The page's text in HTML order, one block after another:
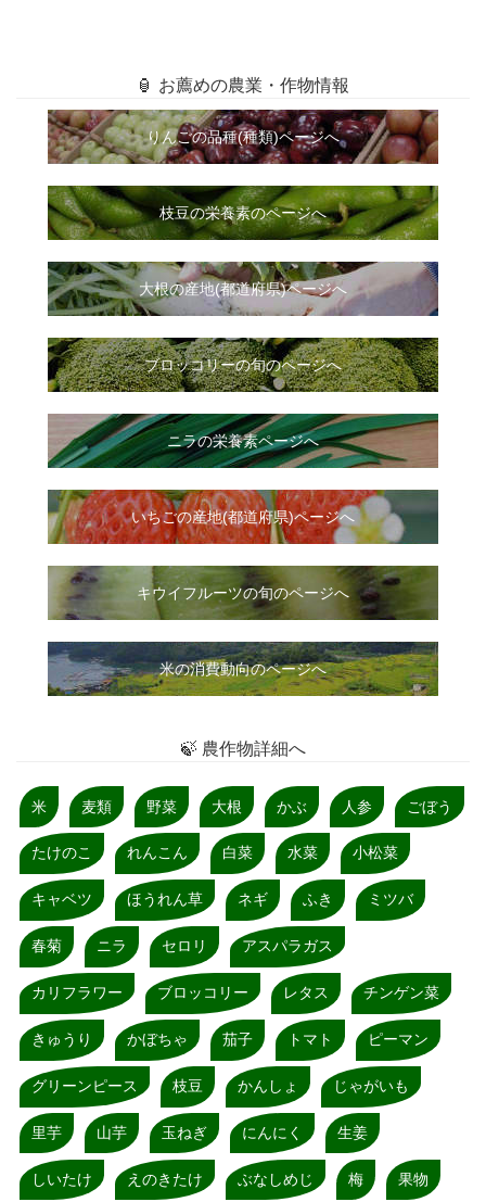
🏮 お薦めの農業・作物情報
りんごの品種(種類)ページへ
枝豆の栄養素のページへ
大根の産地(都道府県)ページへ
ブロッコリーの旬のページへ
ニラの栄養素ページへ
いちごの産地(都道府県)ページへ
キウイフルーツの旬のページへ
米の消費動向のページへ
🍃 農作物詳細へ
米 麦類 野菜 大根 かぶ 人参 ごぼう
たけのこ れんこん 白菜 水菜 小松菜
キャベツ ほうれん草 ネギ ふき ミツバ
春菊 ニラ セロリ アスパラガス
カリフラワー ブロッコリー レタス チンゲン菜
きゅうり かぼちゃ 茄子 トマト ピーマン
グリーンピース 枝豆 かんしょ じゃがいも
里芋 山芋 玉ねぎ にんにく 生姜
しいたけ えのきたけ ぶなしめじ 梅 果物